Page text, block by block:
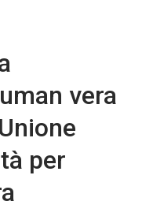
vera
per